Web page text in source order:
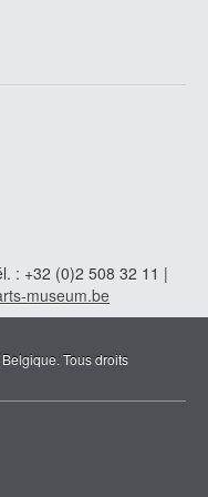
: +32 (0)2 508 32 11 |
museum.be
Tous droits